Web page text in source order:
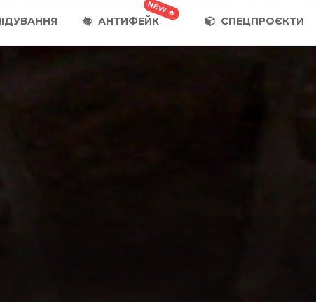
АНТИФЕЙК СПЕЦПРОЄКТИ